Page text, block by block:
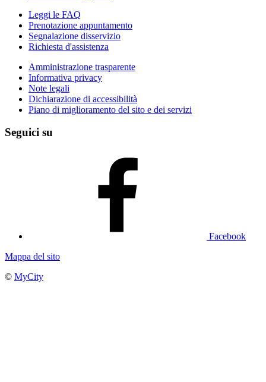
Leggi le FAQ
Prenotazione appuntamento
Segnalazione disservizio
Richiesta d'assistenza
Amministrazione trasparente
Informativa privacy
Note legali
Dichiarazione di accessibilità
Piano di miglioramento del sito e dei servizi
Seguici su
Facebook
Mappa del sito
© MyCity